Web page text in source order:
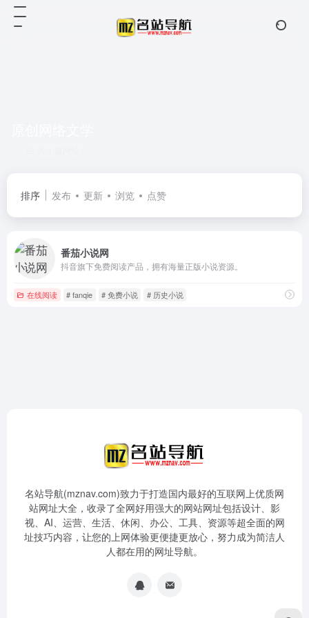
排序 发布 更新 浏览 点赞
番茄小说网
抖音旗下免费阅读产品，拥有海量正版小说资源。
在线阅读 # fanqie # 免费小说 # 历史小说
名站导航(mznav.com)致力于打造国内最好的互联网上优质网
站网址大全，收录了全网好用强大的网站网址包括设计、影
视、AI、运营、生活、休闲、办公、工具、资源等超全面的网
址技巧内容，让您的上网体验更便捷更放心，努力成为简洁人
人都在用的网址导航。